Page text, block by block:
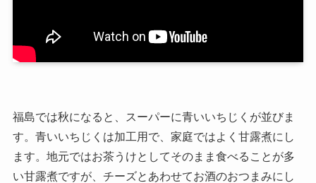
福島では秋になると、スーパーに青いいちじくが並びま
す。青いいちじくは加工用で、家庭ではよく甘露煮にし
ます。地元ではお茶うけとしてそのまま食べることが多
い甘露煮ですが、チーズとあわせてお酒のおつまみにし